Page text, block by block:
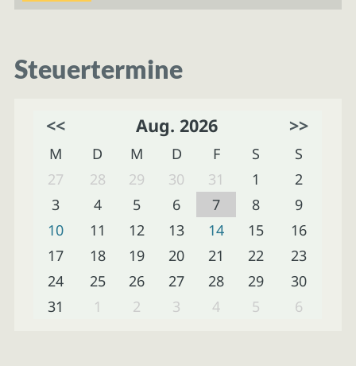
Steuertermine
<< Aug. 2026 >>
M D M D F S
S
27
28 29 30 31 1
2
3
4 5 6 7 8
9
10
11 12 13 14 15
16
17
18 19 20 21 22
23
24
25 26 27 28 29
30
31
1 2 3 4 5 6